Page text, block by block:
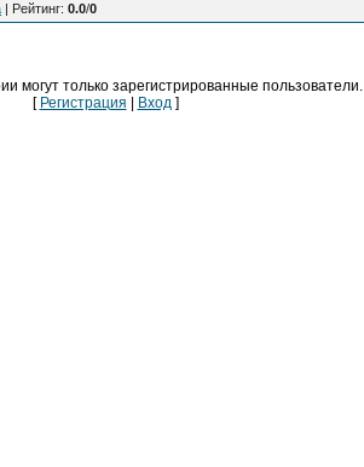
Рейтинг: 0.0/0
могут только зарегистрированные пользователи.
[ Регистрация Вход]